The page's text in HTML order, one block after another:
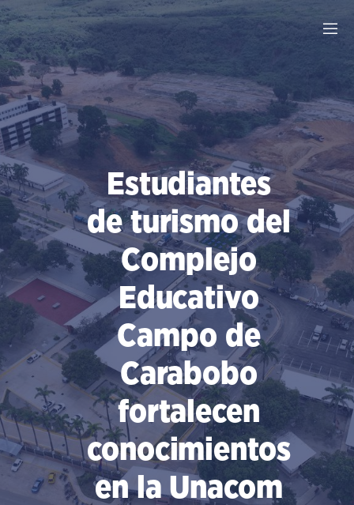
Saltar
al
contenido
Estudiantes
de turismo del
Complejo
Educativo
Campo de
Carabobo
fortalecen
conocimientos
en la Unacom